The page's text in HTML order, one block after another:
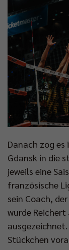
Danach zog es
Gdansk in die
jeweils eine
französische
sein Coach,
wurde
Stückchen